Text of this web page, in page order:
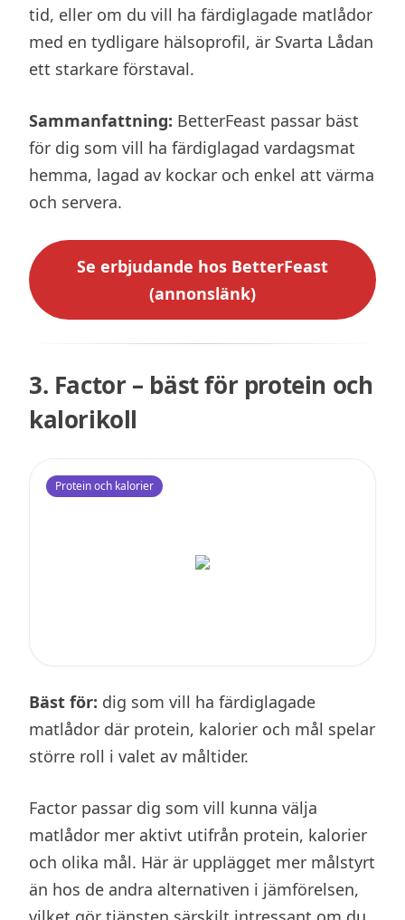
tid, eller om du vill ha färdiglagade matlådor
med en tydligare hälsoprofil, är Svarta Lådan
ett starkare förstaval.
Sammanfattning: BetterFeast passar bäst
för dig som vill ha färdiglagad vardagsmat
hemma, lagad av kockar och enkel att värma
och servera.
Se erbjudande hos BetterFeast
(annonslänk)
3. Factor – bäst för protein och
kalorikoll
Protein och kalorier
Bäst för: dig som vill ha färdiglagade
matlådor där protein, kalorier och mål spelar
större roll i valet av måltider.
Factor passar dig som vill kunna välja
matlådor mer aktivt utifrån protein, kalorier
och olika mål. Här är upplägget mer målstyrt
än hos de andra alternativen i jämförelsen,